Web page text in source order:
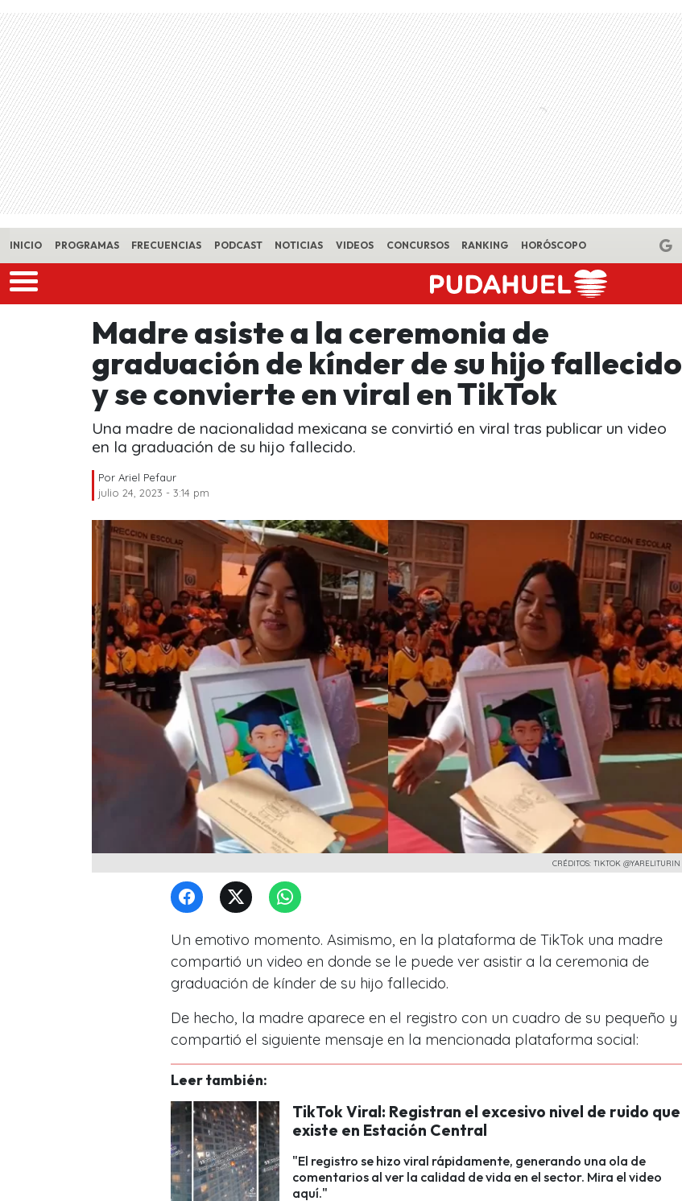
Skip to main content
INICIO PROGRAMAS FRECUENCIAS PODCAST NOTICIAS VIDEOS CONCURSOS RANKING HORÓSCOPO
Madre asiste a la ceremonia de
graduación de kínder de su hijo fallecido
y se convierte en viral en TikTok
Una madre de nacionalidad mexicana se convirtió en viral tras publicar un video
en la graduación de su hijo fallecido.
Por Ariel Pefaur
julio 24, 2023 - 3:14 pm
CRÉDITOS: TIKTOK @YARELITURIN
Un emotivo momento. Asimismo, en la plataforma de TikTok una madre
compartió un video en donde se le puede ver asistir a la ceremonia de
graduación de kínder de su hijo fallecido.
De hecho, la madre aparece en el registro con un cuadro de su pequeño y
compartió el siguiente mensaje en la mencionada plataforma social:
Leer también:
TikTok Viral: Registran el excesivo nivel de ruido que
existe en Estación Central
"El registro se hizo viral rápidamente, generando una ola de
comentarios al ver la calidad de vida en el sector. Mira el video
aquí."